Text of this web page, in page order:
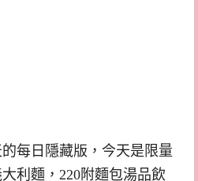
每日隱藏版，今天是限量
利麵，220附麵包湯品飲